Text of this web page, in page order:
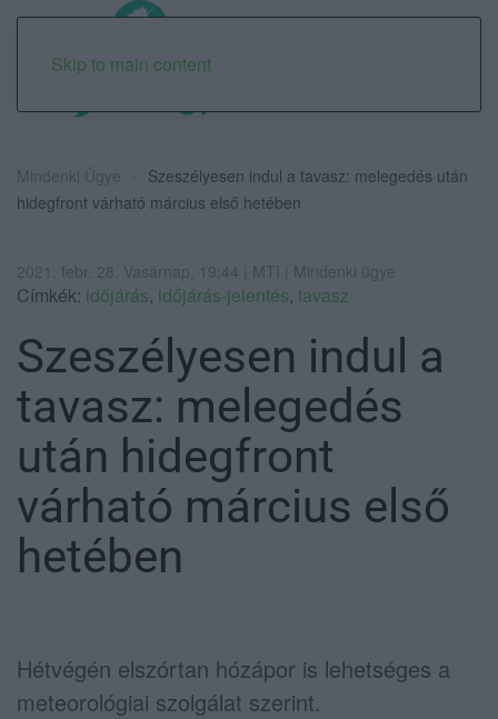
Skip to main content
Mindenki Ügye
Szeszélyesen indul a tavasz: melegedés után
hidegfront várható március első hetében
2021. febr. 28. Vasárnap, 19:44 | MTI | Mindenki ügye
Címkék: időjárás, időjárás-jelentés, tavasz
Szeszélyesen indul a
tavasz: melegedés
után hidegfront
várható március első
hetében
Hétvégén elszórtan hózápor is lehetséges a
meteorológiai szolgálat szerint.